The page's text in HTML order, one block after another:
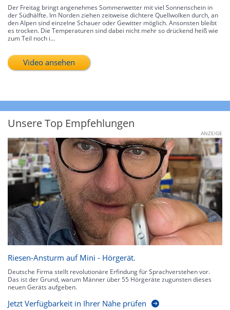
Der Freitag bringt angenehmes Sommerwetter mit viel Sonnenschein in
der Südhälfte. Im Norden ziehen zeitweise dichtere Quellwolken durch, an
den Alpen sind einzelne Schauer oder Gewitter möglich. Ansonsten bleibt
es trocken. Die Temperaturen sind dabei nicht mehr so drückend heiß wie
zum Teil noch i...
Video ansehen
Unsere Top Empfehlungen
ANZEIGE
Riesen-Ansturm auf Mini - Hörgerät.
Deutsche Firma stellt revolutionäre Erfindung für Sprachverstehen vor.
Das ist der Grund, warum Männer über 55 Hörgeräte zugunsten dieses
neuen Geräts aufgeben.
Jetzt Verfügbarkeit in Ihrer Nähe prüfen